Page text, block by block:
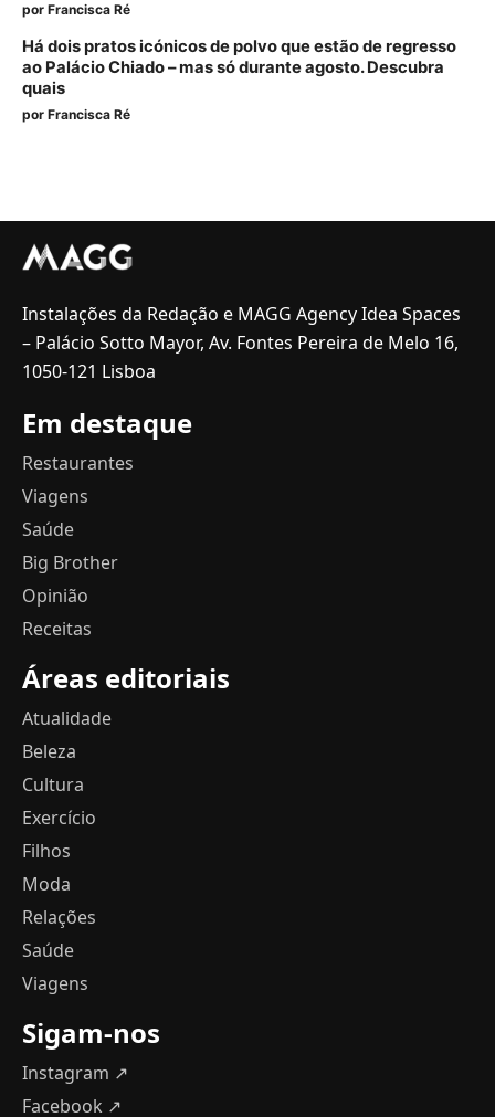
por Francisca Ré
Há dois pratos icónicos de polvo que estão de regresso
ao Palácio Chiado – mas só durante agosto. Descubra
quais
por Francisca Ré
Instalações da Redação e MAGG Agency Idea Spaces
– Palácio Sotto Mayor, Av. Fontes Pereira de Melo 16,
1050-121 Lisboa
Em destaque
Restaurantes
Viagens
Saúde
Big Brother
Opinião
Receitas
Áreas editoriais
Atualidade
Beleza
Cultura
Exercício
Filhos
Moda
Relações
Saúde
Viagens
Sigam-nos
Instagram ↗
Facebook ↗